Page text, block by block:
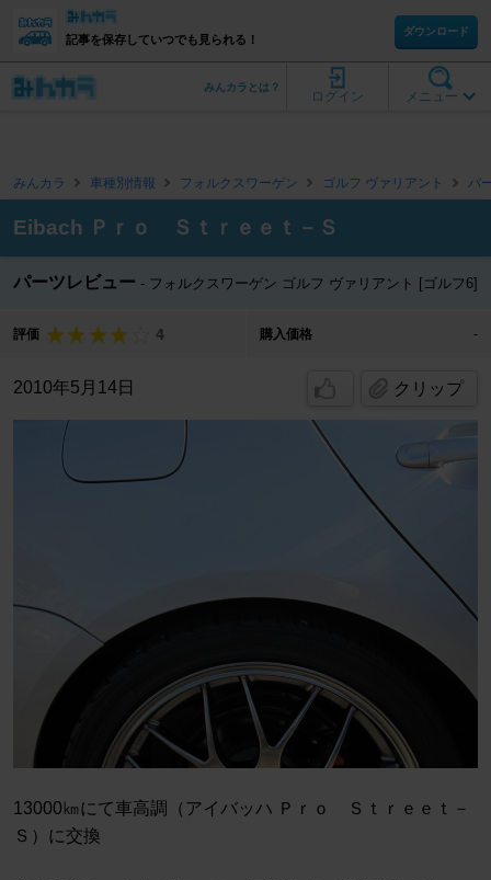
記事を保存していつでも見られる！
ダウンロード
メニュー
ログイン
みんカラとは？
みんカラ 車種別情報 フォルクスワーゲン ゴルフ ヴァリアント パ
Eibach Ｐｒｏ Ｓｔｒｅｅｔ－Ｓ
パーツレビュー フォルクスワーゲン ゴルフ ヴァリアント [ゴルフ6]
評価 4 購入価格 -
2010年5月14日 クリップ
13000㎞にて車高調（アイバッハ Ｐｒｏ Ｓｔｒｅｅｔ－
Ｓ）に交換